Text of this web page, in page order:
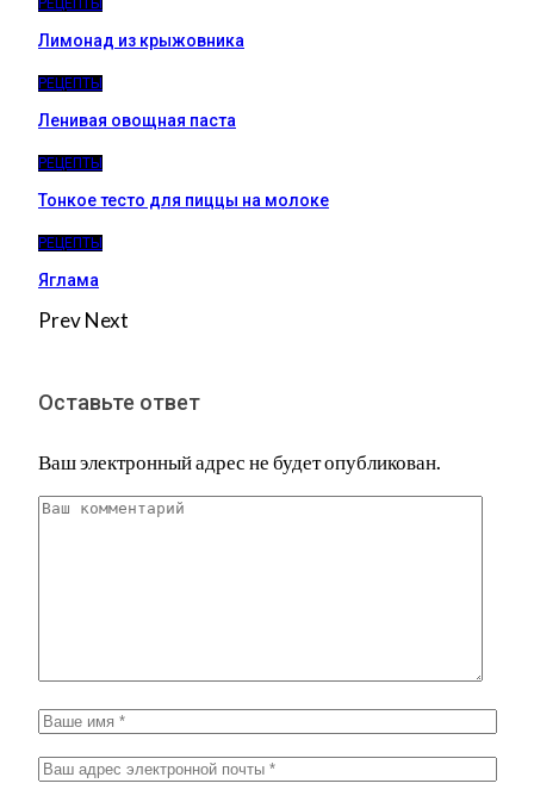
РЕЦЕПТЫ
Лимонад из крыжовника
РЕЦЕПТЫ
Ленивая овощная паста
РЕЦЕПТЫ
Тонкое тесто для пиццы на молоке
РЕЦЕПТЫ
Яглама
PrevNext
Оставьте ответ
Ваш электронный адрес не будет опубликован.